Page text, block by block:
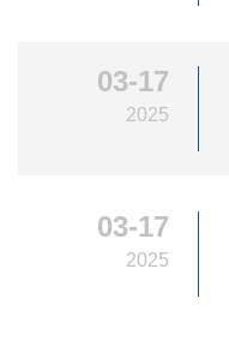
03-17
2025
03-17
2025